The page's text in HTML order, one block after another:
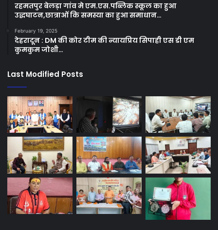
रहमतपुर बेलड़ा गांव मे एम.एस.पब्लिक स्कूल का हुआ
उद्धघाटन,छात्राओं कि समस्या का हुआ समाधान…
February 19, 2025
देहरादून : DM की कोर टीम की न्यायप्रिय सिपाही एस डी एम
कुमकुम जोशी…
Last Modified Posts